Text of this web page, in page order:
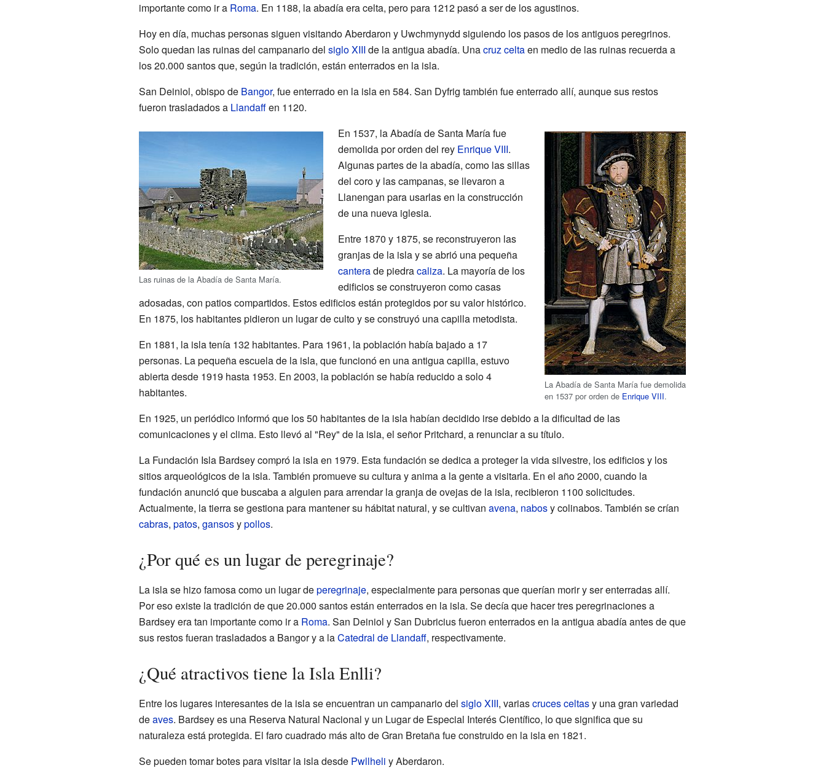
importante como ir a Roma. En 1188, la abadía era celta, pero para 1212 pasó a ser de los agustinos.
Hoy en día, muchas personas siguen visitando Aberdaron y Uwchmynydd siguiendo los pasos de los antiguos peregrinos.
Solo quedan las ruinas del campanario del siglo XIII de la antigua abadía. Unacruz celtaen medio de las ruinas recuerda a
los 20.000 santos que, según la tradición, están enterrados en la isla.
San Deiniol, obispo de Bangor, fue enterrado en la isla en 584. San Dyfrig también fue enterrado allí, aunque sus restos
fueron trasladados a Llandaffen 1120.
Las ruinas de la Abadía de Santa María.
La Abadía de Santa María fue demolida
en 1537 por orden de Enrique VIII.
En 1537, la Abadía de Santa María fue
demolida por orden del rey Enrique VIII.
Algunas partes de la abadía, como las sillas
del coro y las campanas, se llevaron a
Llanengan para usarlas en la construcción
de una nueva iglesia.
Entre 1870 y 1875, se reconstruyeron las
granjas de la isla y se abrió una pequeña
canterade piedracaliza. La mayoría de los
edificios se construyeron como casas
adosadas, con patios compartidos. Estos edificios están protegidos por su valor histórico.
En 1875, los habitantes pidieron un lugar de culto y se construyó una capilla metodista.
En 1881, la isla tenía 132 habitantes. Para 1961, la población había bajado a 17
personas. La pequeña escuela de la isla, que funcionó en una antigua capilla, estuvo
abierta desde 1919 hasta 1953. En 2003, la población se había reducido a solo 4
habitantes.
En 1925, un periódico informó que los 50 habitantes de la isla habían decidido irse debido a la dificultad de las
comunicaciones y el clima. Esto llevó al "Rey" de la isla, el señor Pritchard, a renunciar a su título.
La Fundación Isla Bardsey compró la isla en 1979. Esta fundación se dedica a proteger la vida silvestre, los edificios y los
sitios arqueológicos de la isla. También promueve su cultura y anima a la gente a visitarla. En el año 2000, cuando la
fundación anunció que buscaba a alguien para arrendar la granja de ovejas de la isla, recibieron 1100 solicitudes.
Actualmente, la tierra se gestiona para mantener su hábitat natural, y se cultivan avena, nabosy colinabos. También se crían
cabras, patos, gansosypollos.
¿Por qué es un lugar de peregrinaje?
La isla se hizo famosa como un lugar deperegrinaje, especialmente para personas que querían morir y ser enterradas allí.
Por eso existe la tradición de que 20.000 santos están enterrados en la isla. Se decía que hacer tres peregrinaciones a
Bardsey era tan importante como ir a Roma. San Deiniol y San Dubricius fueron enterrados en la antigua abadía antes de que
sus restos fueran trasladados a Bangor y a laCatedral de Llandaff, respectivamente.
¿Qué atractivos tiene la Isla Enlli?
Entre los lugares interesantes de la isla se encuentran un campanario del siglo XIII, variascruces celtasy una gran variedad
deaves. Bardsey es una Reserva Natural Nacional y un Lugar de Especial Interés Científico, lo que significa que su
naturaleza está protegida. El faro cuadrado más alto de Gran Bretaña fue construido en la isla en 1821.
Se pueden tomar botes para visitar la isla desde Pwllheli y Aberdaron.